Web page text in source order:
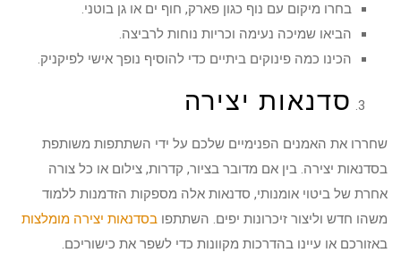
בחרו מיקום עם נוף כגון פארק, חוף ים או גן בוטני.
הביאו שמיכה נעימה וכריות נוחות לרביצה.
הכינו כמה פינוקים ביתיים כדי להוסיף נופך אישי לפיקניק.
סדנאות יצירה
שחררו את האמנים הפנימיים שלכם על ידי השתתפות משותפת
בסדנאות יצירה. בין אם מדובר בציור, קדרות, צילום או כל צורה
אחרת של ביטוי אומנותי, סדנאות אלה מספקות הזדמנות ללמוד
משהו חדש וליצור זיכרונות יפים. השתתפובסדנאות יצירה מומלצות
באזורכם או עיינו בהדרכות מקוונות כדי לשפר את כישוריכם.